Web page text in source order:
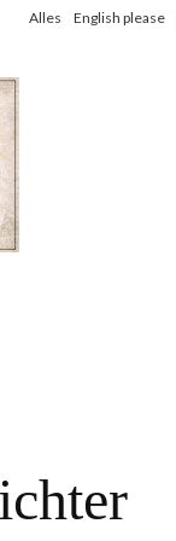
Alles English please